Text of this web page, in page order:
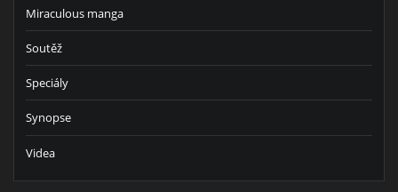
Miraculous manga
Soutěž
Speciály
Synopse
Videa